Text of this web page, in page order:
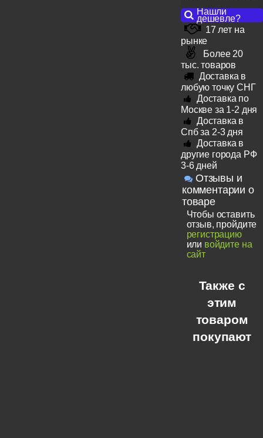
Нашли
дешевле?
17 лет на
рынке
Более 20
тыс. товаров
Доставка в
любую точку СНГ
Доставка по
Москве за 1-2 дня
Доставка в
Спб за 2-3 дня
Доставка в
другие города РФ
3-6 дней
Отзывы и
комментарии о
товаре
Чтобы оставить
отзыв, пройдите
регистрацию
или войдите на
сайт
Также с
этим
товаром
покупают